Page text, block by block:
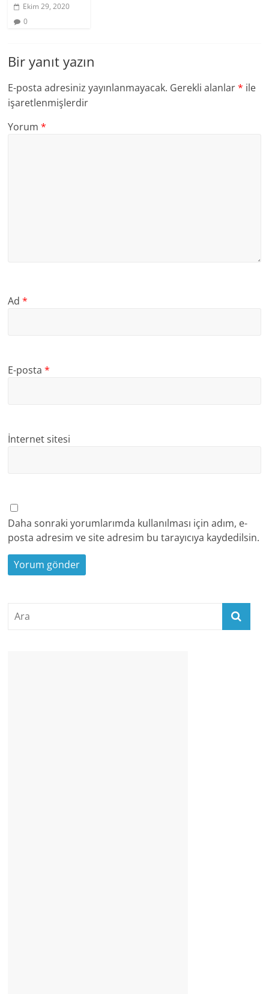
Ekim 29, 2020
0
Bir yanıt yazın
E-posta adresiniz yayınlanmayacak. Gerekli alanlar* ile
işaretlenmişlerdir
Yorum*
Ad*
E-posta*
İnternet sitesi
Daha sonraki yorumlarımda kullanılması için adım, e-
posta adresim ve site adresim bu tarayıcıya kaydedilsin.